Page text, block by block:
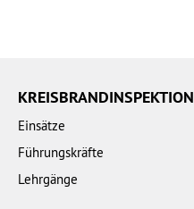
KREISBRANDINSPEKTION
Einsätze
Führungskräfte
Lehrgänge